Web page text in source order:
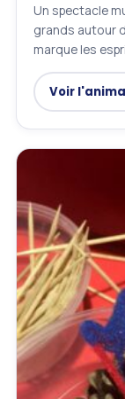
Un spectacle
grands autour
marque les
Voir